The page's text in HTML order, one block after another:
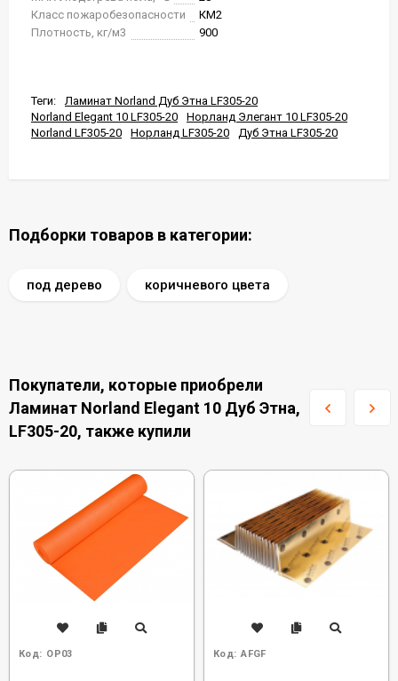
Класс пожаробезопасности
КМ2
Плотность, кг/м3
900
Теги:
Ламинат Norland Дуб Этна LF305-20
Norland Elegant 10 LF305-20
Норланд Элегант 10 LF305-20
Norland LF305-20
Норланд LF305-20 Дуб Этна LF305-20
Подборки товаров в категории:
под дерево коричневого цвета
Покупатели, которые приобрели
Ламинат Norland Elegant 10 Дуб Этна,
LF305-20, также купили
Код: OP03 Код: AFGF